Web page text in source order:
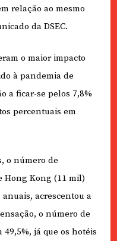
relação ao mesmo
da DSEC.
o maior impacto
à pandemia de
a ficar-se pelos 7,8%
percentuais em
o número de
Hong Kong (11 mil)
acrescentou a
o número de
já que os hotéis